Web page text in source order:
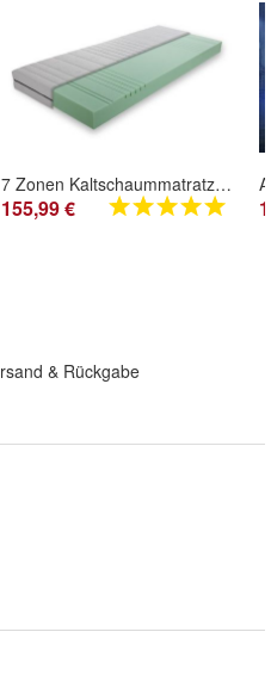
7 Zonen Kaltschaummatratze, 90x190 / 90x200 / 100x200 cm
155,99 €
& Rückgabe